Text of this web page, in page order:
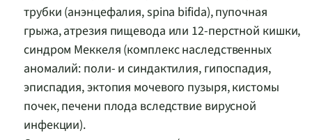
трубки (анэнцефалия, spina bifida), пупочная
грыжа, атрезия пищевода или 12-перстной кишки,
синдром Меккеля (комплекс наследственных
аномалий: поли- и синдактилия, гипоспадия,
эписпадия, эктопия мочевого пузыря, кистомы
почек, печени плода вследствие вирусной
инфекции).